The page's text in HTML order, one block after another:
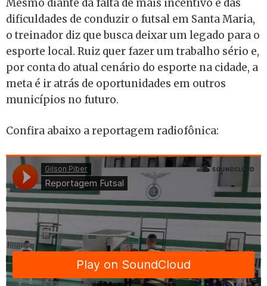
Mesmo diante da falta de mais incentivo e das
dificuldades de conduzir o futsal em Santa Maria,
o treinador diz que busca deixar um legado para o
esporte local. Ruiz quer fazer um trabalho sério e,
por conta do atual cenário do esporte na cidade, a
meta é ir atrás de oportunidades em outros
municípios no futuro.
Confira abaixo a reportagem radiofônica: